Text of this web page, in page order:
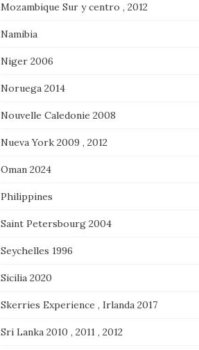
Mozambique Sur y centro , 2012
Namibia
Niger 2006
Noruega 2014
Nouvelle Caledonie 2008
Nueva York 2009 , 2012
Oman 2024
Philippines
Saint Petersbourg 2004
Seychelles 1996
Sicilia 2020
Skerries Experience , Irlanda 2017
Sri Lanka 2010 , 2011 , 2012